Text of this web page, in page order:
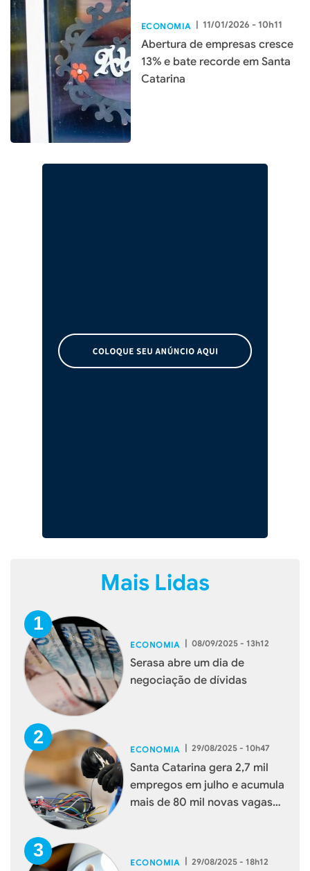
ECONOMIA | 11/01/2026 - 10h11
Abertura de empresas cresce
13% e bate recorde em Santa
Catarina
Mais Lidas
ECONOMIA | 08/09/2025 - 13h12
Serasa abre um dia de
negociação de dívidas
ECONOMIA | 29/08/2025 - 10h47
Santa Catarina gera 2,7 mil
empregos em julho e acumula
mais de 80 mil novas vagas
ECONOMIA | 29/08/2025 - 18h12